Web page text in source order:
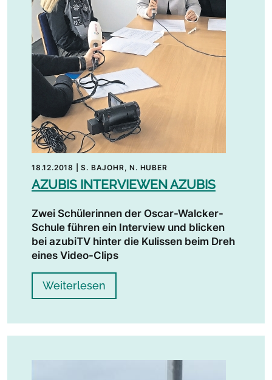
18.12.2018 |S. BAJOHR, N. HUBER
AZUBIS INTERVIEWEN AZUBIS
Zwei Schülerinnen der Oscar-Walcker-
Schule führen ein Interview und blicken
bei azubiTV hinter die Kulissen beim Dreh
eines Video-Clips
Weiterlesen